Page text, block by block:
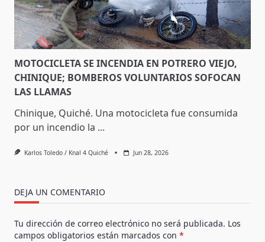
MOTOCICLETA SE INCENDIA EN POTRERO VIEJO,
CHINIQUE; BOMBEROS VOLUNTARIOS SOFOCAN
LAS LLAMAS
Chinique, Quiché. Una motocicleta fue consumida
por un incendio la ...
Karlos Toledo / Knal 4 Quiché Jun 28, 2026
DEJA UN COMENTARIO
Tu dirección de correo electrónico no será publicada. Los
campos obligatorios están marcados con *